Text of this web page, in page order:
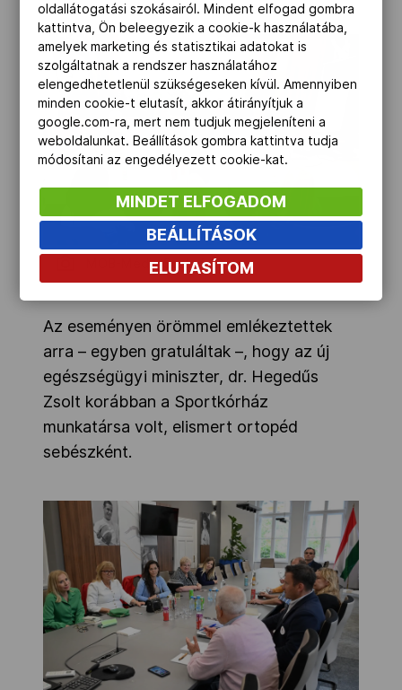
MOB-Média/Szalmás Péter
Az eseményen örömmel emlékeztettek
arra – egyben gratuláltak –, hogy az új
egészségügyi miniszter, dr. Hegedűs
Zsolt korábban a Sportkórház
munkatársa volt, elismert ortopéd
sebészként.
oldallátogatási szokásairól. Mindent elfogad gombra
kattintva, Ön beleegyezik a cookie-k használatába,
amelyek marketing és statisztikai adatokat is
szolgáltatnak a rendszer használatához
elengedhetetlenül szükségeseken kívül. Amennyiben
minden cookie-t elutasít, akkor átirányítjuk a
google.com-ra, mert nem tudjuk megjeleníteni a
weboldalunkat. Beállítások gombra kattintva tudja
módosítani az engedélyezett cookie-kat.
MINDET ELFOGADOM
BEÁLLÍTÁSOK
ELUTASÍTOM